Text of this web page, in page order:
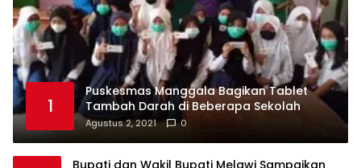
1
Puskesmas Manggala Bagikan Tablet
Tambah Darah di Beberapa Sekolah
Agustus 2, 2021 0
Bupati dan Wakil Bupati Melawi Sampaikan